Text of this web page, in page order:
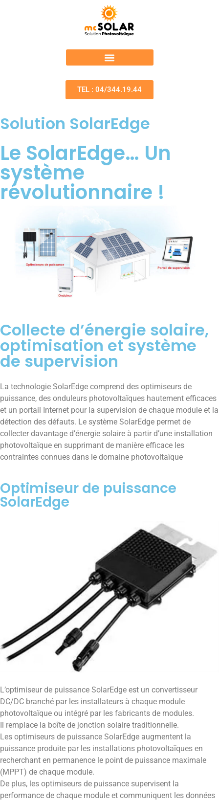
TEL : 04/344.19.44
Solution SolarEdge
Le SolarEdge… Un
système
révolutionnaire !
Collecte d’énergie solaire,
optimisation et système
de supervision
La technologie SolarEdge comprend des optimiseurs de
puissance, des onduleurs photovoltaïques hautement efficaces
et un portail Internet pour la supervision de chaque module et la
détection des défauts. Le système SolarEdge permet de
collecter davantage d’énergie solaire à partir d’une installation
photovoltaïque en supprimant de manière efficace les
contraintes connues dans le domaine photovoltaïque
Optimiseur de puissance
SolarEdge
L’optimiseur de puissance SolarEdge est un convertisseur
DC/DC branché par les installateurs à chaque module
photovoltaïque ou intégré par les fabricants de modules.
Il remplace la boîte de jonction solaire traditionnelle.
Les optimiseurs de puissance SolarEdge augmentent la
puissance produite par les installations photovoltaïques en
recherchant en permanence le point de puissance maximale
(MPPT) de chaque module.
De plus, les optimiseurs de puissance supervisent la
performance de chaque module et communiquent les données